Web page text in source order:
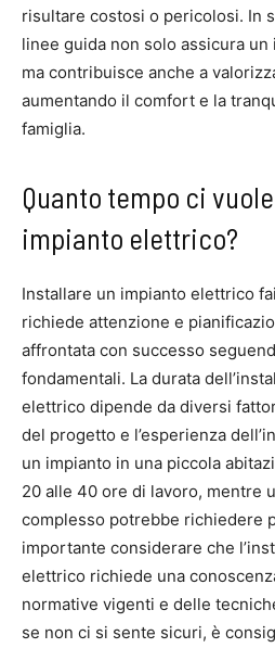
risultare costosi o pericolosi. In
linee guida non solo assicura
ma contribuisce anche a
aumentando il comfort e la
famiglia.
Quanto tempo ci
impianto elettrico?
Installare un impianto elettrico
richiede attenzione e
affrontata con successo
fondamentali. La durata
elettrico dipende da diversi
del progetto e l’esperienza
un impianto in una piccola
20 alle 40 ore di lavoro, mentre
complesso potrebbe richiedere
importante considerare che
elettrico richiede una
normative vigenti e delle
se non ci si sente sicuri, è